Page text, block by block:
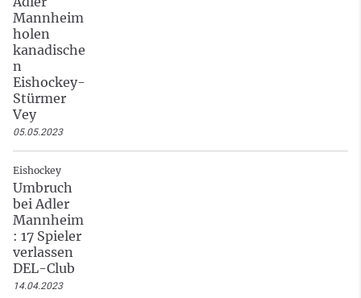
Mannheim
holen
kanadische
n
Eishockey-
Stürmer
Vey
05.05.2023
Eishockey
Umbruch
bei Adler
Mannheim
: 17 Spieler
verlassen
DEL-Club
14.04.2023